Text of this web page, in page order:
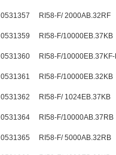
0531357 RI58-F/ 2000AB.32RF
0531359 RI58-F/10000EB.37KB
0531360 RI58-F/
0531361 RI58-F/10000EB.32KB
0531362 RI58-F/ 1024EB.37KB
0531364 RI58-F/10000AB.37RB
0531365 RI58-F/ 5000AB.32RB